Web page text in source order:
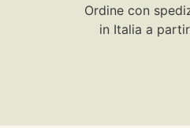
Ordine con
in Italia a